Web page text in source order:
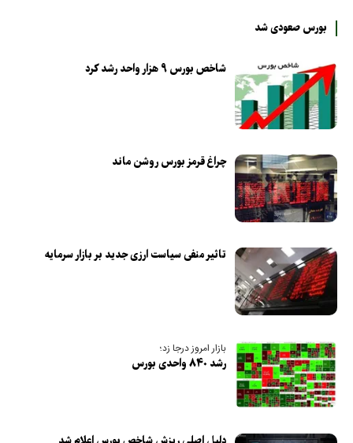
بورس صعودی شد
شاخص بورس ۹ هزار واحد رشد کرد
چراغ قرمز بورس روشن ماند
تاثیر منفی سیاست ارزی جدید بر بازار سرمایه
بازار امروز درجا زد؛
رشد ۸۴۰ واحدی بورس